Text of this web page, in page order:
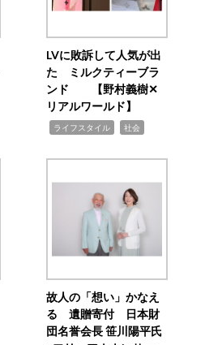
LVに敗訴して人気が出
た ミルクティーブラ
ンド 【野村義樹✕
リアルワールド】
ライフスタイル 社会
故人の「想い」かなえ
る 遺贈寄付 日本財
団名誉会長 笹川陽平氏